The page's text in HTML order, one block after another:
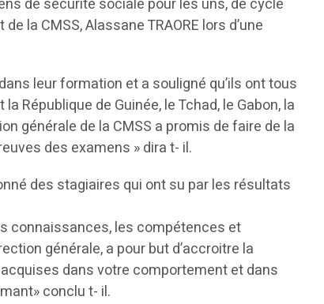
de sécurité sociale pour les uns, de cycle
la CMSS, Alassane TRAORE lors d’une
leur formation et a souligné qu’ils ont tous
République de Guinée, le Tchad, le Gabon, la
générale de la CMSS a promis de faire de la
des examens » dira t- il.
des stagiaires qui ont su par les résultats
connaissances, les compétences et
générale, a pour but d’accroitre la
dans votre comportement et dans
conclu t- il.